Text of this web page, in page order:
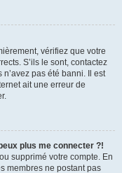
vérifiez que votre
S’ils le sont, contactez
pas été banni. Il est
ait une erreur de
plus me connecter ?!
supprimé votre compte. En
membres ne postant pas